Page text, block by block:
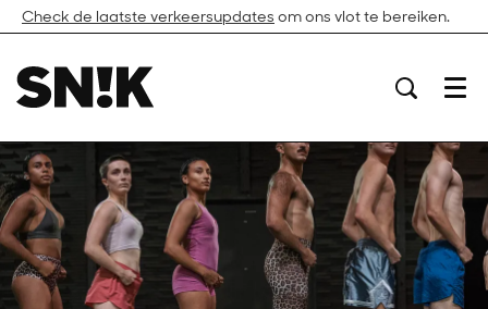
Check de laatste verkeersupdates om ons vlot te bereiken.
Menu